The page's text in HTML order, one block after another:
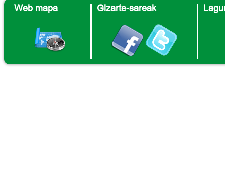
Web mapa Gizarte-sareak